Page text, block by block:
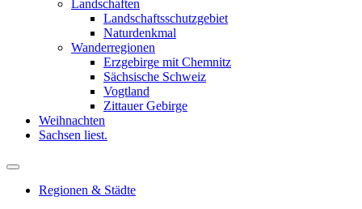
Landschaften
Landschaftsschutzgebiet
Naturdenkmal
Wanderregionen
Erzgebirge mit Chemnitz
Sächsische Schweiz
Vogtland
Zittauer Gebirge
Weihnachten
Sachsen liest.
Regionen & Städte